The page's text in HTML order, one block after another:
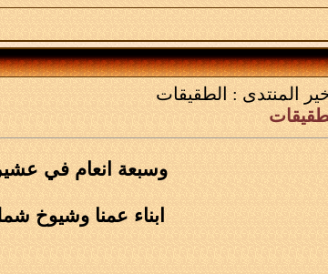
المنتدى : الطقيقات
وسبعة انعام في
ابناء عمنا وشيوخ